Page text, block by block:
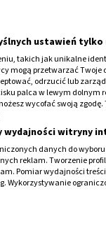
Osgooda-
Jakie
ustawień
takich jak unikalne
mogą przetwarzać Twoje
odrzucić lub
palca w lewym dolnym
wycofać swoją zgodę.
wydajności witryny
danych do
reklam. Tworzenie
Pomiar wydajności
Wykorzystywanie